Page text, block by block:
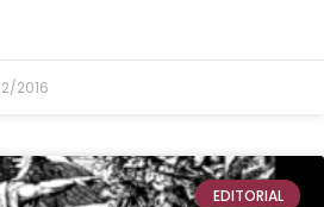
2016
EDITORIAL